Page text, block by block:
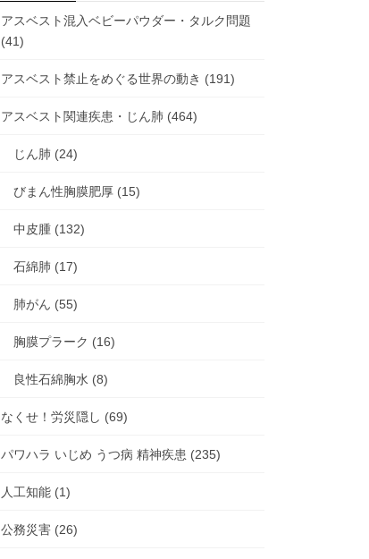
アスベスト混入ベビーパウダー・タルク問題
(41)
アスベスト禁止をめぐる世界の動き (191)
アスベスト関連疾患・じん肺 (464)
じん肺 (24)
びまん性胸膜肥厚 (15)
中皮腫 (132)
石綿肺 (17)
肺がん (55)
胸膜プラーク (16)
良性石綿胸水 (8)
なくせ！労災隠し (69)
パワハラ いじめ うつ病 精神疾患 (235)
人工知能 (1)
公務災害 (26)